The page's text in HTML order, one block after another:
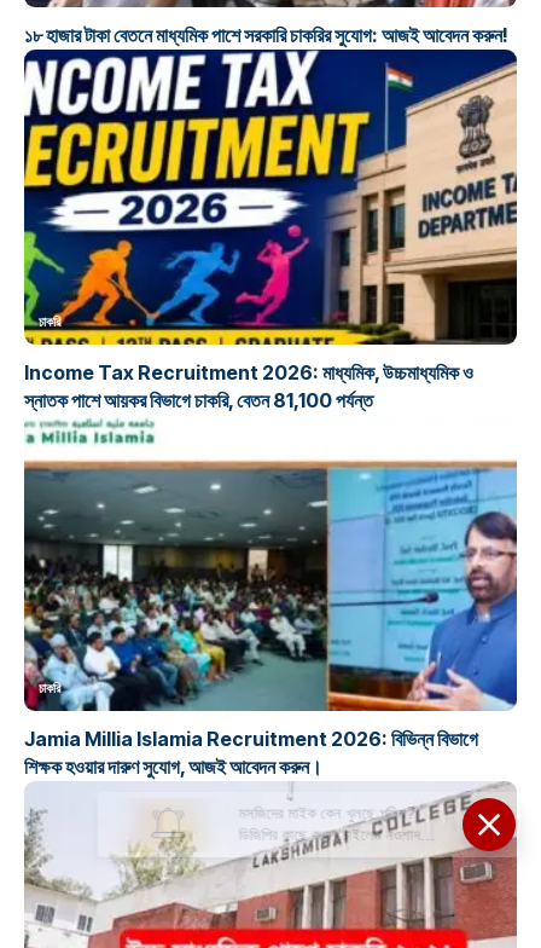
১৮ হাজার টাকা বেতনে মাধ্যমিক পাশে সরকারি চাকরির সুযোগ: আজই আবেদন করুন!
চাকরি
Income Tax Recruitment 2026: মাধ্যমিক, উচ্চমাধ্যমিক ও
স্নাতক পাশে আয়কর বিভাগে চাকরি, বেতন 81,100 পর্যন্ত
চাকরি
Jamia Millia Islamia Recruitment 2026: বিভিন্ন বিভাগে
শিক্ষক হওয়ার দারুণ সুযোগ, আজই আবেদন করুন।
মসজিদের মাইক কেন খুলছে পুলিশ?
ডিজিপির কাছে জবাব চাইলেন নওশাদ
সিদ্দিকী; ব্যাখ্যা না মিললে আইনি পদক্ষেপের